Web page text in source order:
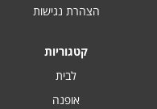
הצהרת נגישות
קטגוריות
לבית
אופנה